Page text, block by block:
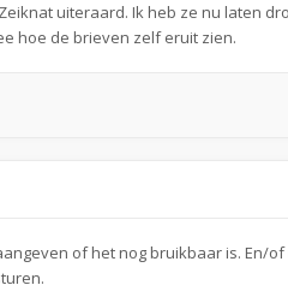
uiteraard. Ik heb ze nu laten
hoe de brieven zelf eruit zien.
of het nog bruikbaar is. En/